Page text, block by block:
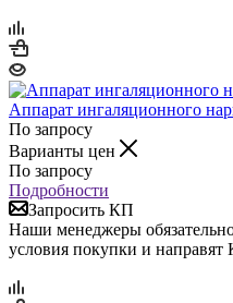
Аппарат ингаляционного
По запросу
Варианты цен
По запросу
Подробности
Запросить КП
Наши менеджеры
условия покупки и направят